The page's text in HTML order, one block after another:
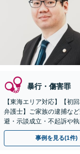
暴行・傷害罪
【東海エリア対応】【初
弁護士】ご家族の逮捕な
避・示談成立・不起訴や
し最善の解決を目指しま
事例を見る(1件)